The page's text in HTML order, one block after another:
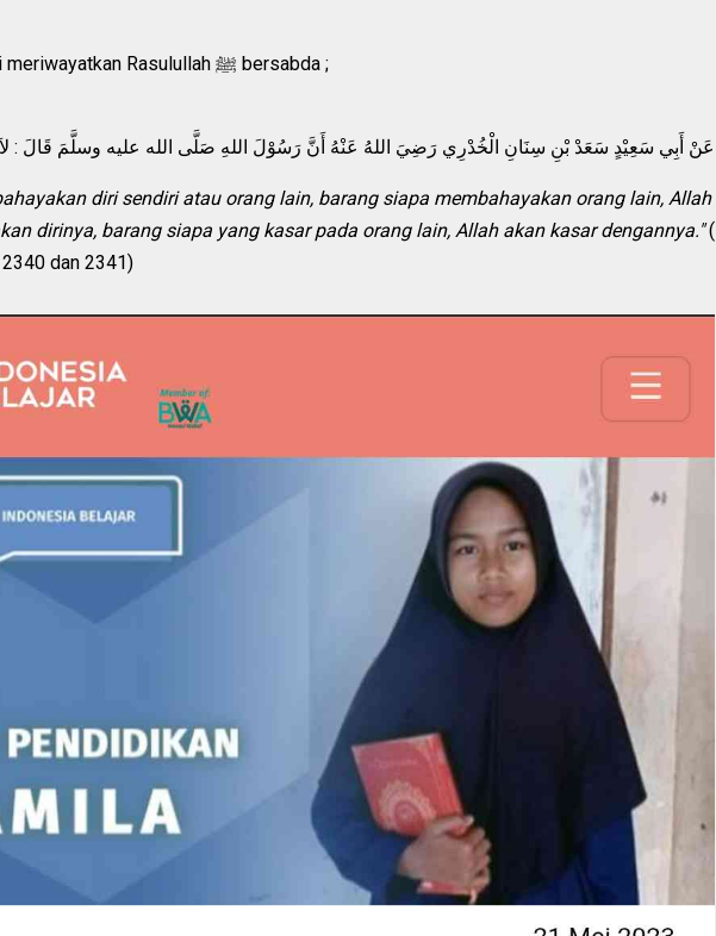
Abu Sa'id Al Khudri meriwayatkan Rasulullah ﷺ bersabda ;
عَنْ أَبِي سَعِيْدٍ سَعَدْ بْنِ سِنَانِ الْخُدْرِي رَضِيَ اللهُ عَنْهُ أَنَّ رَسُوْلَ اللهِ صَلَّى الله عليه وسلَّمَ قَالَ :
diri sendiri atau orang lain, barang siapa membahayakan orang lain, Allah
dirinya, barang siapa yang kasar pada orang lain, Allah akan kasar dengannya."(
2340 dan 2341)